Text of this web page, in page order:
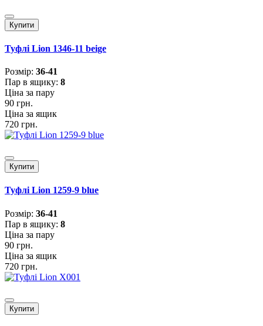
Купити
Туфлі Lion 1346-11 beige
Розмiр: 36-41
Пар в ящику: 8
Ціна за пару
90 грн.
Ціна за ящик
720 грн.
Купити
Туфлі Lion 1259-9 blue
Розмiр: 36-41
Пар в ящику: 8
Ціна за пару
90 грн.
Ціна за ящик
720 грн.
Купити